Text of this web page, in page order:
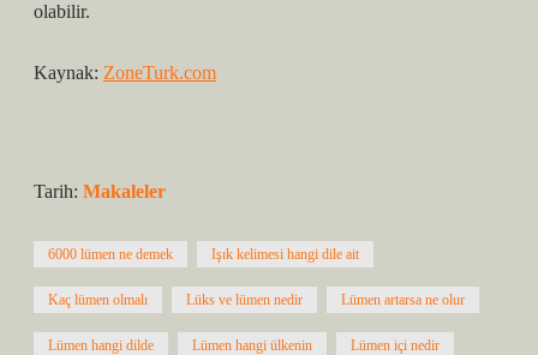
olabilir.
Kaynak: ZoneTurk.com
Tarih: Makaleler
6000 lümen ne demek Işık kelimesi hangi dile ait
Kaç lümen olmalı Lüks ve lümen nedir Lümen artarsa ne olur
Lümen hangi dilde Lümen hangi ülkenin Lümen içi nedir